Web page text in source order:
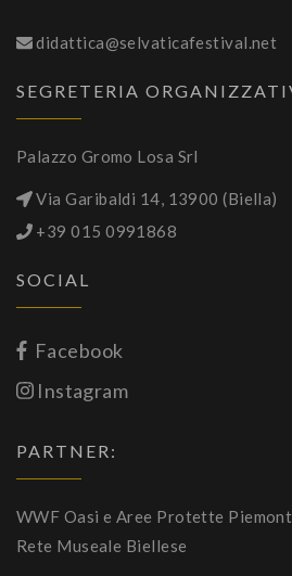
didattica@selvaticafestival.net
SEGRETERIA
Palazzo Gromo Losa Srl
Via Garibaldi 14, 13900 (Biella)
+39 015 0991868
SOCIAL
Facebook
Instagram
PARTNER:
WWF Oasi e Aree Protette
Rete Museale Biellese